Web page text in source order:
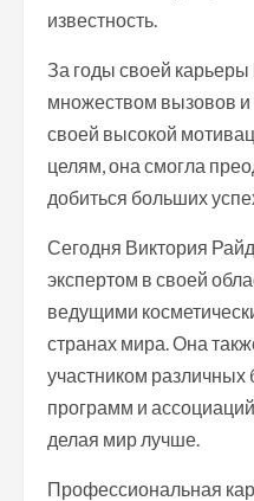
известность.
За годы своей карьеры
множеством вызовов и
своей высокой
целям, она смогла
добиться больших
Сегодня Виктория
экспертом в своей
ведущими
странах мира. Она
участником различных
программ и
делая мир лучше.
Профессиональная